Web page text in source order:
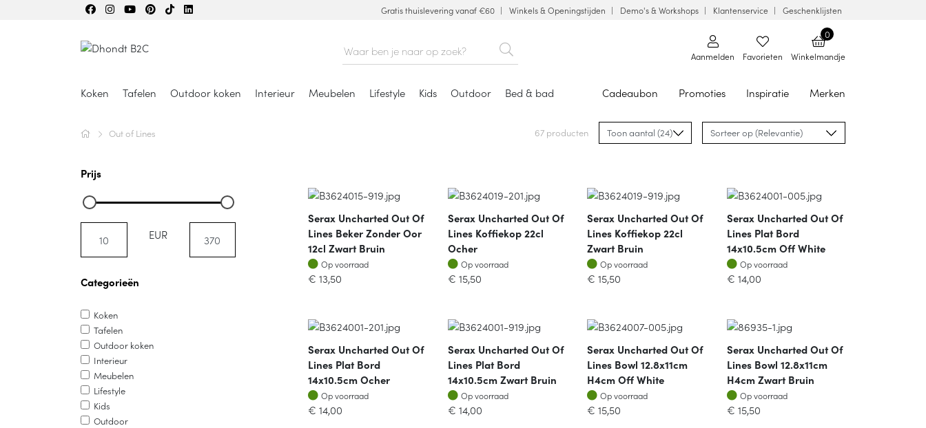
Gratis thuislevering vanaf €60 Winkels & Openingstijden Demo's & Workshops Klantenservice Geschenklijsten
Aanmelden Favorieten
0
Winkelmandje
Koken Tafelen Outdoor koken Interieur Meubelen Lifestyle Kids Outdoor Bed & bad Cadeaubon Promoties Inspiratie Merken
Out of Lines 67 producten
Prijs
EUR
Categorieën
Koken
Tafelen
Outdoor koken
Interieur
Meubelen
Lifestyle
Kids
Outdoor
Serax Uncharted Out Of
Lines Beker Zonder Oor
12cl Zwart Bruin
Op voorraad
Op voorraad
€ 13,50
Serax Uncharted Out Of
Lines Koffiekop 22cl
Ocher
Op voorraad
Op voorraad
€ 15,50
Serax Uncharted Out Of
Lines Koffiekop 22cl
Zwart Bruin
Op voorraad
Op voorraad
€ 15,50
Serax Uncharted Out Of
Lines Plat Bord
14x10.5cm Off White
Op voorraad
Op voorraad
€ 14,00
Serax Uncharted Out Of
Lines Plat Bord
14x10.5cm Ocher
Op voorraad
Op voorraad
€ 14,00
Serax Uncharted Out Of
Lines Plat Bord
14x10.5cm Zwart Bruin
Op voorraad
Op voorraad
€ 14,00
Serax Uncharted Out Of
Lines Bowl 12.8x11cm
H4cm Off White
Op voorraad
Op voorraad
€ 15,50
Serax Uncharted Out Of
Lines Bowl 12.8x11cm
H4cm Zwart Bruin
Op voorraad
Op voorraad
€ 15,50